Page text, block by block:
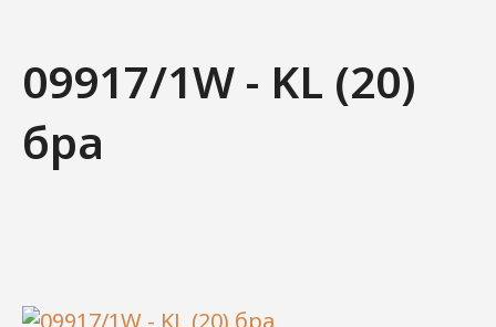
09917/1W - KL (20)
бра